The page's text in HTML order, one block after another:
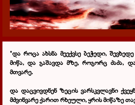
"და როცა ახსნა მეექვსე ბეჭედი,
მიწა, და გაშავდა მზე, როგორც ძაძა,
მთვარე.
და დაცვივდნენ ზეცის ვარსკვლავნი
მძვინვარე ქარით რხეული, ყრის მიწაზე